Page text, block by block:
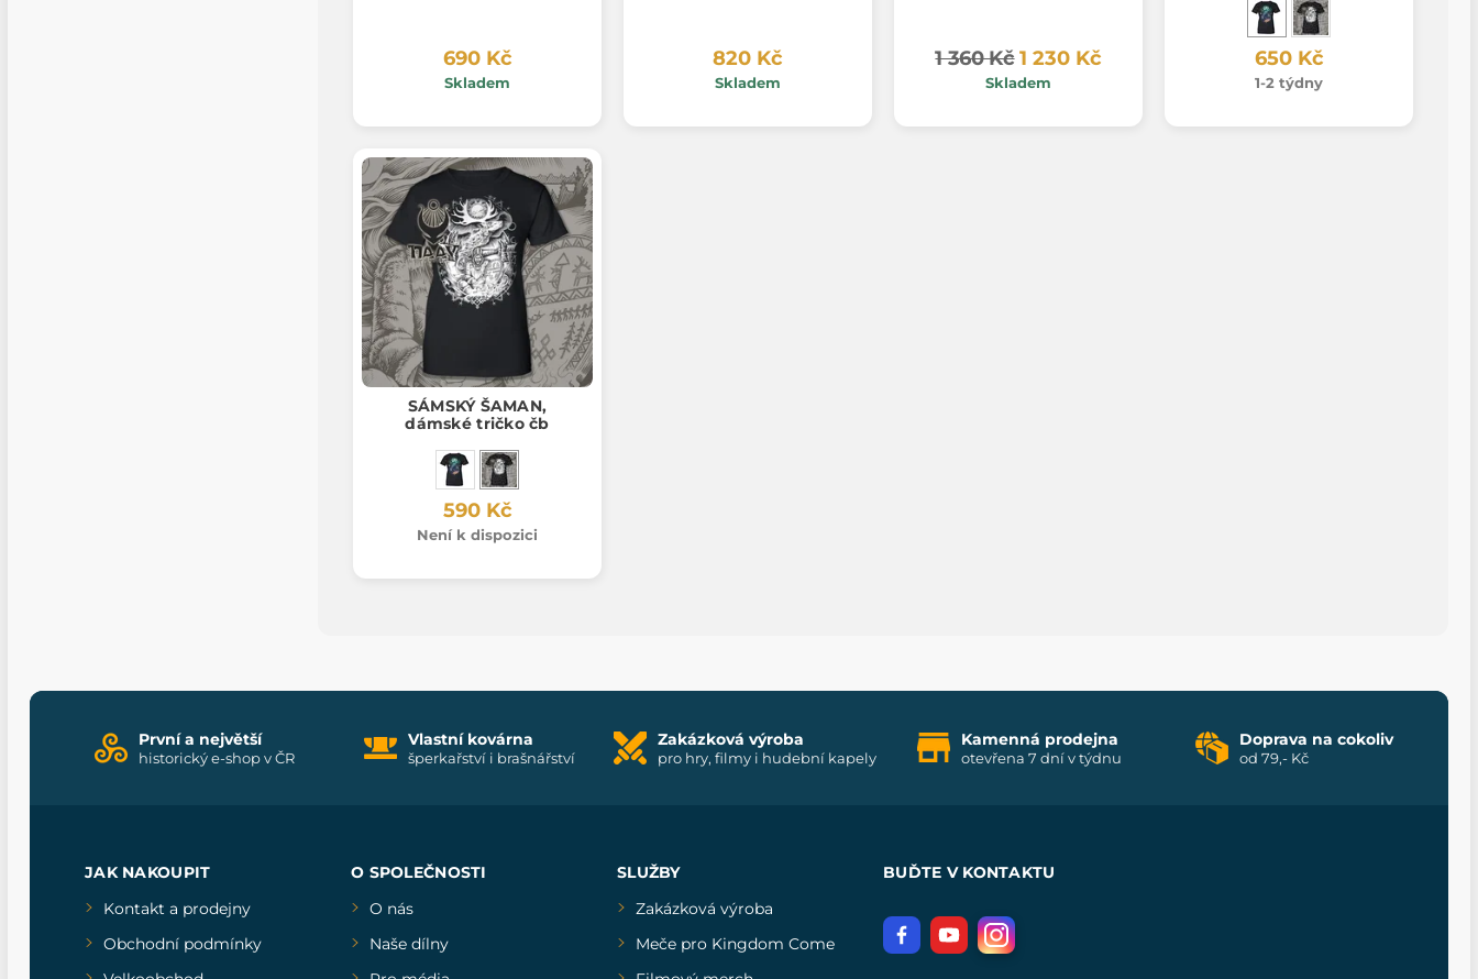
690 Kč
Skladem
820 Kč
Skladem
1 360 Kč 1 230 Kč
Skladem
650 Kč
1-2 týdny
SÁMSKÝ ŠAMAN,
dámské tričko čb
590 Kč
Není k dispozici
První a největší
historický e-shop v ČR
Vlastní kovárna
šperkařství i brašnářství
Zakázková výroba
pro hry, filmy i hudební kapely
Kamenná prodejna
otevřena 7 dní v týdnu
Doprava na cokoliv
od 79,- Kč
JAK NAKOUPIT
Kontakt a prodejny
Obchodní podmínky
O SPOLEČNOSTI
O nás
Naše dílny
SLUŽBY
Zakázková výroba
Meče pro Kingdom Come
BUĎTE V KONTAKTU